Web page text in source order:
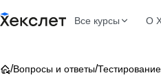
Все курсы О
/Вопросы и ответы/Тестирование